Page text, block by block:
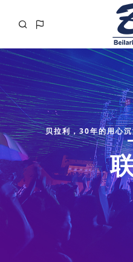
首页
关于
产品
工程案例
解决方案
资讯
媒体视频
音响百科
贝拉利，30年的用心